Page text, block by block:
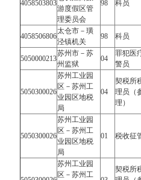
4058503803
游度假区管
理委员会
98 科员
4058506806
太仓市－璜
泾镇机关
98 科员
5050000213
苏州市－苏
州监狱
04
罪犯医
警员
5050300026
苏州工业园
区－苏州工
业园区地税
局
04
契税所
理员（
理）
5050300026
苏州工业园
区－苏州工
业园区地税
局
01 税收征
苏州工业园
区－苏州工
契税所